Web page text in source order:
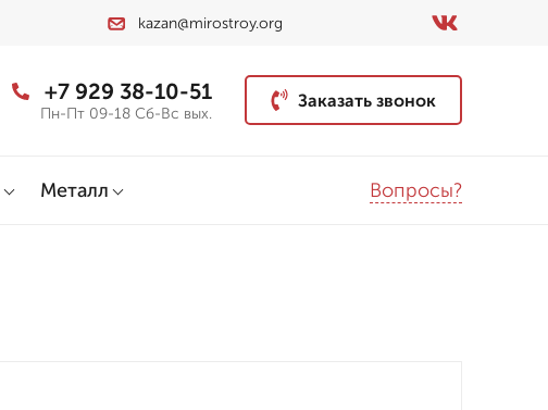
kazan@mirostroy.org
+7 929 38-10-51
Пн-Пт 09-18 Сб-Вс вых.
Заказать звонок
Металл Вопросы?